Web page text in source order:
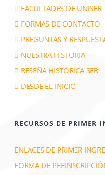
FACULTADES DE UNISER
FORMAS DE CONTACTO
PREGUNTAS Y
NUESTRA HISTORIA
RESEÑA HISTÓRICA SER
DESDE EL INICIO
RECURSOS DE PRIMER
ENLACES DE PRIMER
FORMA DE